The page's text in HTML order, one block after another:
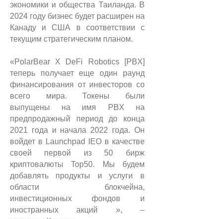
экономики и общества Таиланда. В
2024 году бизнес будет расширен на
Канаду и США в соответствии с
текущим стратегическим планом.
«PolarBear X DeFi Robotics [PBX]
теперь получает еще один раунд
финансирования от инвесторов со
всего мира.Токены были
выпущены на имя PBX на
предпродажный период до конца
2021 года и начала 2022 года. Он
войдет в Launchpad IEO в качестве
своей первой из 50 бирж
криптовалюты Top50.
Мы будем
добавлять продукты и услуги в
области блокчейна,
инвестиционных фондов и
иностранных акций », –